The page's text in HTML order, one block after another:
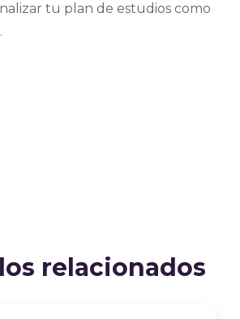
tu plan de estudios como
relacionados